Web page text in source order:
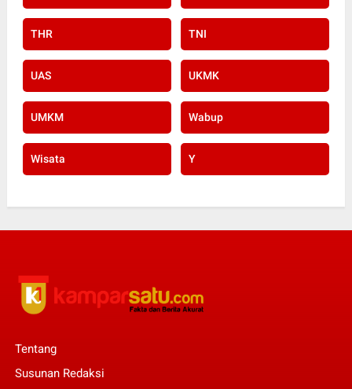
THR TNI
UAS UKMK
UMKM Wabup
Wisata Y
Tentang
Susunan Redaksi